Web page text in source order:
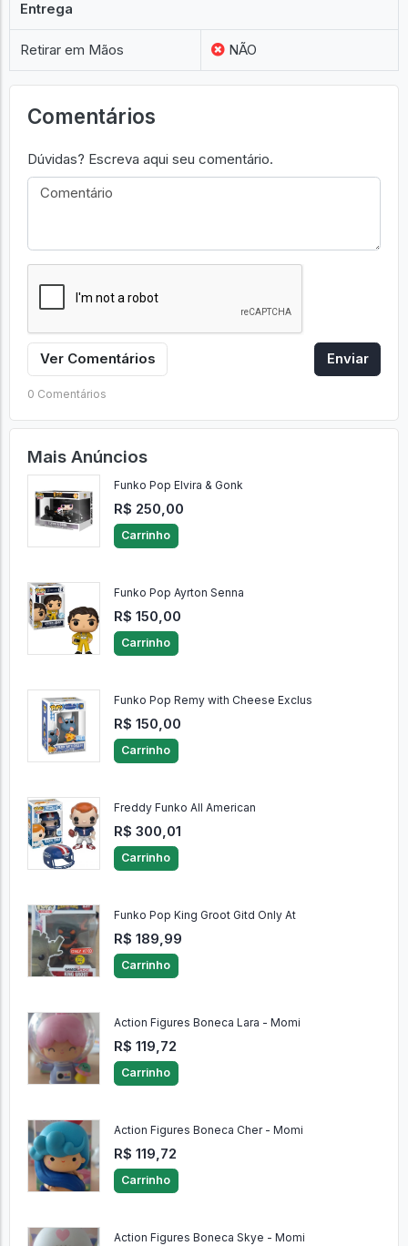
Entrega
Retirar em Mãos NÃO
Comentários
Dúvidas? Escreva aqui seu comentário.
Ver Comentários Enviar
0 Comentários
Mais Anúncios
Funko Pop Elvira & Gonk
R$ 250,00
Carrinho
Funko Pop Ayrton Senna
R$ 150,00
Carrinho
Funko Pop Remy with Cheese Exclus
R$ 150,00
Carrinho
Freddy Funko All American
R$ 300,01
Carrinho
Funko Pop King Groot Gitd Only At
R$ 189,99
Carrinho
Action Figures Boneca Lara - Momi
R$ 119,72
Carrinho
Action Figures Boneca Cher - Momi
R$ 119,72
Carrinho
Action Figures Boneca Skye - Momi